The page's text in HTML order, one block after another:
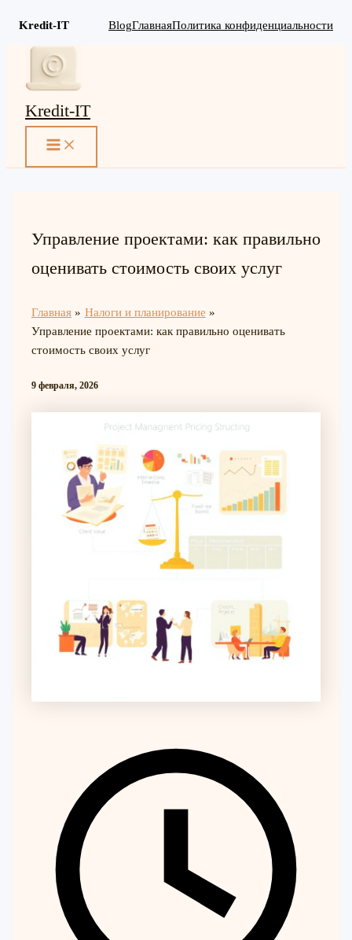
Kredit-IT BlogГлавнаяПолитика конфиденциальности
Перейти
содержимому
Kredit-IT
MAIN
Управление проектами: как правильно
оценивать стоимость своих услуг
Главная
Налоги и планирование
Управление проектами: как правильно оценивать
стоимость своих услуг
9 февраля, 2026